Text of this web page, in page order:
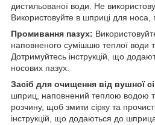
дистильованої води. Не
Використовуйте в шприці для носа,
Промивання пазух:
наповненого сумішшю теплої води
Дотримуйтесь інструкцій, що
носових пазух.
Засіб для очищення від вушної
шприц, наповнений теплою водою
розчину, щоб змити сірку та
інструкцій, що додаються до